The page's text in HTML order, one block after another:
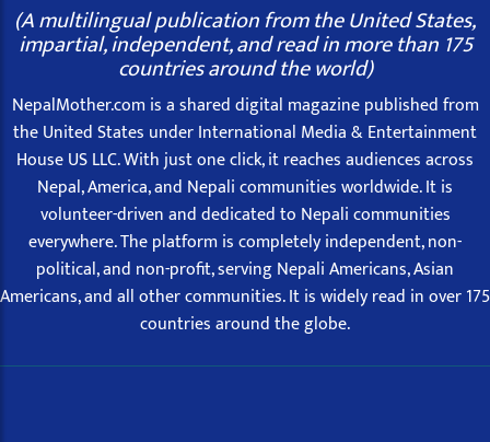
(A multilingual publication from the United States,
impartial, independent, and read in more than 175
countries around the world)
NepalMother.com is a shared digital magazine published from
the United States under International Media & Entertainment
House US LLC. With just one click, it reaches audiences across
Nepal, America, and Nepali communities worldwide. It is
volunteer-driven and dedicated to Nepali communities
everywhere. The platform is completely independent, non-
political, and non-profit, serving Nepali Americans, Asian
Americans, and all other communities. It is widely read in over 175
countries around the globe.